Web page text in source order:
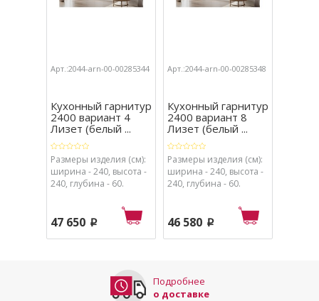
Арт.:2044-arn-00-00285344
Кухонный гарнитур
2400 вариант 4
Лизет (белый ...
Размеры изделия (см):
ширина - 240, высота -
240, глубина - 60.
47 650 p
Арт.:2044-arn-00-00285348
Кухонный гарнитур
2400 вариант 8
Лизет (белый ...
Размеры изделия (см):
ширина - 240, высота -
240, глубина - 60.
46 580 p
Подробнее
о доставке